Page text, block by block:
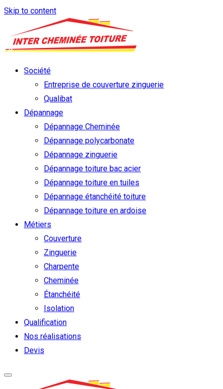
Skip to content
Société
Entreprise de couverture zinguerie
Qualibat
Dépannage
Dépannage Cheminée
Dépannage polycarbonate
Dépannage zinguerie
Dépannage toiture bac acier
Dépannage toiture en tuiles
Dépannage étanchéité toiture
Dépannage toiture en ardoise
Métiers
Couverture
Zinguerie
Charpente
Cheminée
Étanchéité
Isolation
Qualification
Nos réalisations
Devis